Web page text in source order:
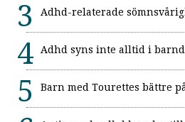
Adhd-relaterade
Adhd syns inte alltid i
Barn med Tourettes bättre